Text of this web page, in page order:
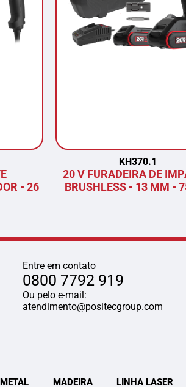
- 26
KH370.1
20 V FURADEIRA DE
BRUSHLESS - 13 MM -
Entre em contato
0800 7792 919
Ou pelo e-mail:
atendimento@positecgroup.com
METAL MADEIRA LINHA LASER